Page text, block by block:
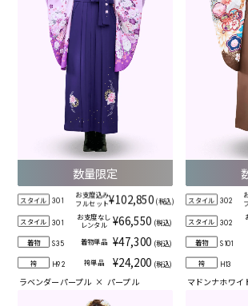
数量限定
スタイル 301
お支度込み
フルセット¥102,850 (税込)
スタイル 301
お支度なし
レンタル
¥66,550 (税込)
着物 S35 着物単品 ¥47,300 (税込)
袴 H92 袴単品 ¥24,200 (税込)
ラベンダーパープル × パープル
スタイル 302
スタイル 302
着物 S101
袴 H13
マドンナホワイ